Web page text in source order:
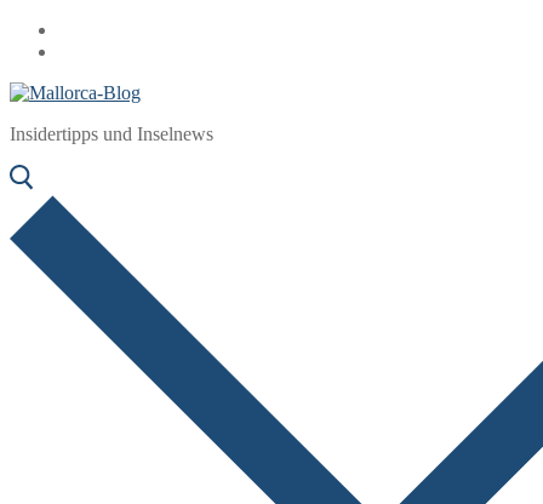
Zum
Inhalt
Menü
Schließen
Insidertipps und Inselnews